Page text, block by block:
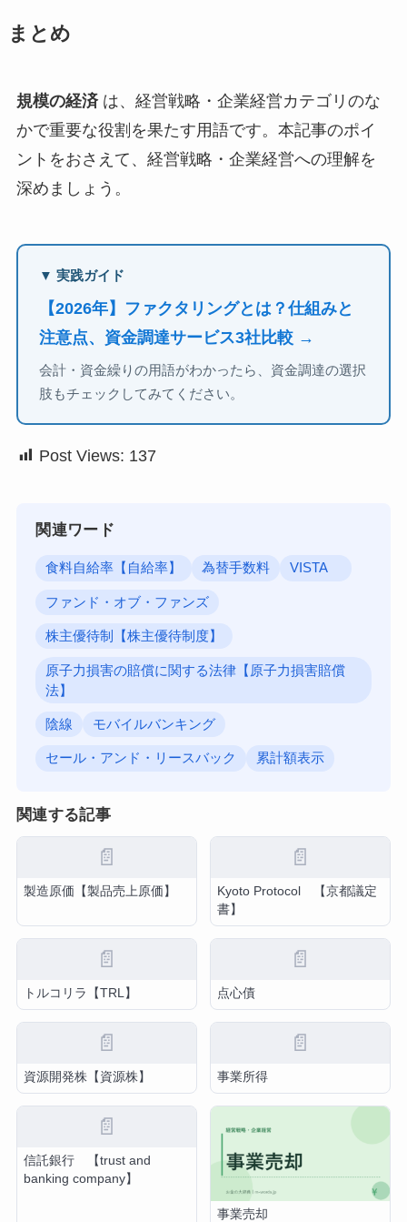
まとめ
規模の経済は、経営戦略・企業経営カテゴリのな
かで重要な役割を果たす用語です。本記事のポイ
ントをおさえて、経営戦略・企業経営への理解を
深めましょう。
▼ 実践ガイド
【2026年】ファクタリングとは？仕組みと
注意点、資金調達サービス3社比較 →
会計・資金繰りの用語がわかったら、資金調達の選択
肢もチェックしてみてください。
Post Views: 137
関連ワード
食料自給率【自給率】 為替手数料 VISTA
ファンド・オブ・ファンズ
株主優待制【株主優待制度】
原子力損害の賠償に関する法律【原子力損害賠償
法】
陰線 モバイルバンキング
セール・アンド・リースバック 累計額表示
関連する記事
📄
製造原価【製品売上原価】
📄
Kyoto Protocol 【京都議定
書】
📄
トルコリラ【TRL】
📄
点心債
📄
資源開発株【資源株】
📄
事業所得
📄
信託銀行 【trust and
banking company】
事業売却